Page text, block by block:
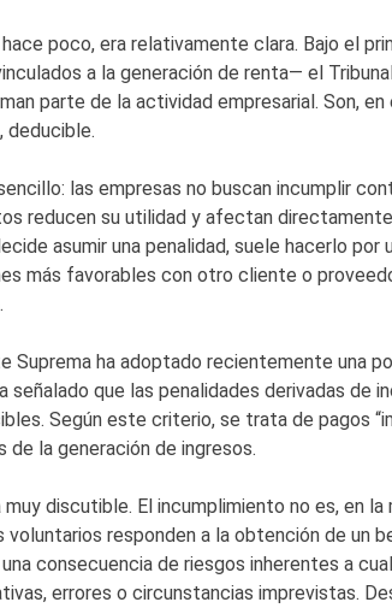
poco, era relativamente clara. Bajo el
a la generación de renta— el
parte de la actividad empresarial. Son,
deducible.
las empresas no buscan incumplir
reducen su utilidad y afectan
asumir una penalidad, suele hacerlo
más favorables con otro cliente o
Suprema ha adoptado recientemente una
señalado que las penalidades derivadas de
Según este criterio, se trata de pagos
de la generación de ingresos.
discutible. El incumplimiento no es, en
voluntarios responden a la obtención de un
consecuencia de riesgos inherentes a
errores o circunstancias imprevistas.